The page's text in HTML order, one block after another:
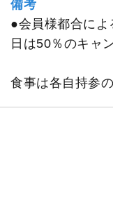
備考
●会員様都合に
日は50％のキャ
食事は各自持参